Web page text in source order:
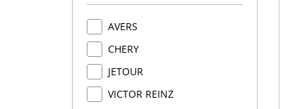
AVERS
CHERY
JETOUR
VICTOR REINZ